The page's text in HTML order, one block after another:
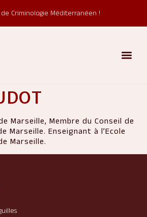
Criminologie Méditerranéen !
Marseille, Membre du Conseil de
Marseille. Enseignant à l’Ecole
Marseille.